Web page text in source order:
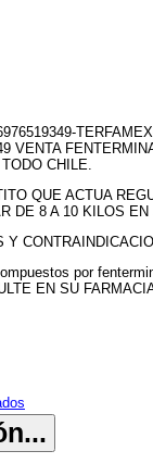
VENTA
CHILE.
QUE ACTUA
DE 8 A 10 KILOS
Y
por
EN SU